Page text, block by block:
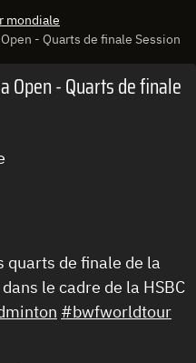
mondiale
- Quarts de finale Session
Open - Quarts de finale
quarts de finale de la
le cadre de la HSBC
#bwfworldtour